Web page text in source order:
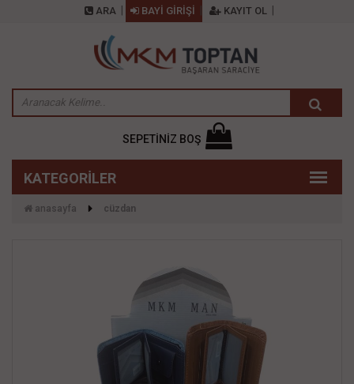
ARA BAYİ GİRİŞİ KAYIT OL
SEPETİNİZ BOŞ
anasayfa cüzdan